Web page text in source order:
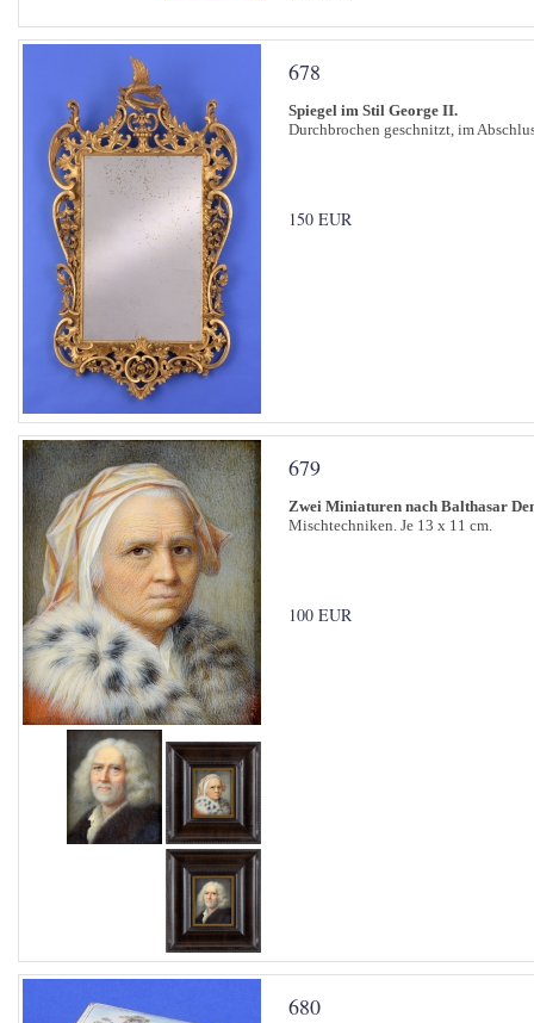
678
Spiegel im Stil George II.
Durchbrochen geschnitzt, im
150 EUR
679
Zwei Miniaturen nach Balthasar
Mischtechniken. Je 13 x 11 cm.
100 EUR
680